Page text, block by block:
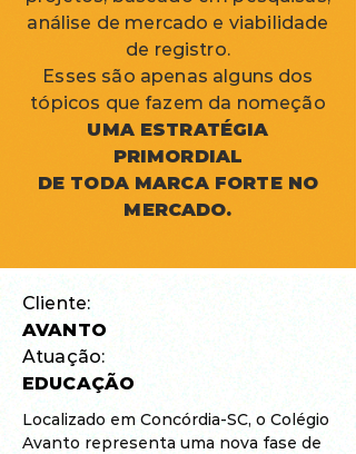
análise de mercado e viabilidade
de registro.
Esses são apenas alguns dos
tópicos que fazem da nomeção
UMA ESTRATÉGIA
PRIMORDIAL
DE TODA MARCA FORTE NO
MERCADO.
Cliente:
AVANTO
Atuação:
EDUCAÇÃO
Localizado em Concórdia-SC, o Colégio
Avanto representa uma nova fase de